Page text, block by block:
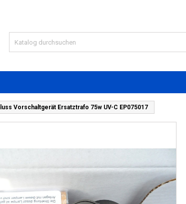
Vorschaltgerät Ersatztrafo 75w UV-C EP075017